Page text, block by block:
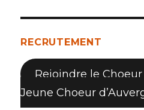
RECRUTEMENT
Rejoindre le
Jeune Choeur